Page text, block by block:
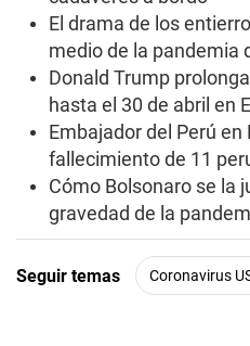
El drama de los
medio de la pandemia
Donald Trump
hasta el 30 de abril en
Embajador del Perú en
fallecimiento de 11
Cómo Bolsonaro se la
gravedad de la
Seguir temas Coronavirus